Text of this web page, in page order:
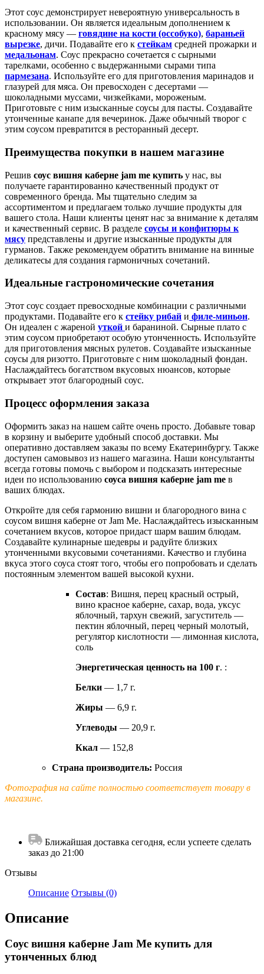
Этот соус демонстрирует невероятную универсальность в
использовании. Он является идеальным дополнением к
красному мясу — говядине на кости (оссобуко), бараньей
вырезке, дичи. Подавайте его к стейкам средней прожарки и
медальонам. Соус прекрасно сочетается с сырными
тарелками, особенно с выдержанными сырами типа
пармезана. Используйте его для приготовления маринадов и
глазурей для мяса. Он превосходен с десертами —
шоколадными муссами, чизкейками, мороженым.
Приготовьте с ним изысканные соусы для пасты. Создавайте
утонченные канапе для вечеринок. Даже обычный творог с
этим соусом превратится в ресторанный десерт.
Преимущества покупки в нашем магазине
Решив соус вишня каберне jam me купить у нас, вы
получаете гарантированно качественный продукт от
современного бренда. Мы тщательно следим за
ассортиментом и предлагаем только лучшие продукты для
вашего стола. Наши клиенты ценят нас за внимание к деталям
и качественный сервис. В разделе соусы и конфитюры к
мясу представлены и другие изысканные продукты для
гурманов. Также рекомендуем обратить внимание на винные
деликатесы для создания гармоничных сочетаний.
Идеальные гастрономические сочетания
Этот соус создает превосходные комбинации с различными
продуктами. Подавайте его к стейку рибай и филе-миньон.
Он идеален с жареной уткой и бараниной. Сырные плато с
этим соусом приобретают особую утонченность. Используйте
для приготовления мясных рулетов. Создавайте изысканные
соусы для ризотто. Приготовьте с ним шоколадный фондан.
Наслаждайтесь богатством вкусовых нюансов, которые
открывает этот благородный соус.
Процесс оформления заказа
Оформить заказ на нашем сайте очень просто. Добавьте товар
в корзину и выберите удобный способ доставки. Мы
оперативно доставляем заказы по всему Екатеринбургу. Также
доступен самовывоз из нашего магазина. Наши консультанты
всегда готовы помочь с выбором и подсказать интересные
идеи по использованию соуса вишня каберне jam me в
ваших блюдах.
Откройте для себя гармонию вишни и благородного вина с
соусом вишня каберне от Jam Me. Наслаждайтесь изысканным
сочетанием вкусов, которое придаст шарм вашим блюдам.
Создавайте кулинарные шедевры и радуйте близких
утонченными вкусовыми сочетаниями. Качество и глубина
вкуса этого соуса стоят того, чтобы его попробовать и сделать
постоянным элементом вашей высокой кухни.
Состав: Вишня, перец красный острый,
вино красное каберне, сахар, вода, уксус
яблочный, тархун свежий, загуститель —
пектин яблочный, перец черный молотый,
регулятор кислотности — лимонная кислота,
соль
Энергетическая ценность на 100 г. :
Белки — 1,7 г.
Жиры — 6,9 г.
Углеводы — 20,9 г.
Ккал — 152,8
Страна производитель: Россия
Фотография на сайте полностью соответствует товару в
магазине.
Ближайшая доставка сегодня, если успеете сделать
заказ до 21:00
Отзывы
Описание Отзывы (0)
Описание
Соус вишня каберне Jam Me купить для
утонченных блюд